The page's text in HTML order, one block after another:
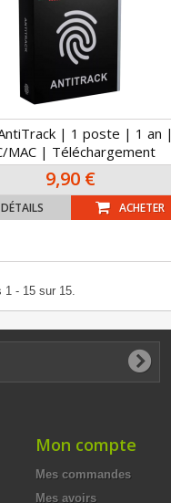
| 1 poste | 1 an |
MAC | Téléchargement
9,90 €
DÉTAILS ACHETER
1 - 15 sur 15.
Mon compte
Mes commandes
Mes avoirs